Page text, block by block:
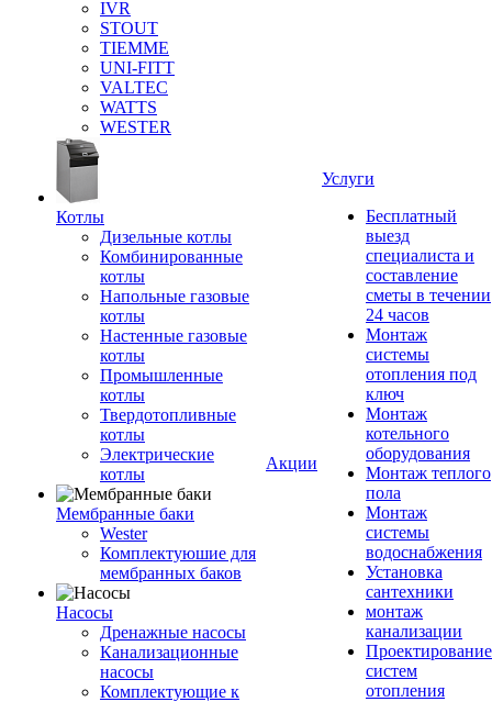
IVR
STOUT
TIEMME
UNI-FITT
VALTEC
WATTS
WESTER
Котлы
Дизельные котлы
Комбинированные
котлы
Напольные газовые
котлы
Настенные газовые
котлы
Промышленные
котлы
Твердотопливные
котлы
Электрические
котлы
Мембранные баки
Wester
Комплектуюшие для
мембранных баков
Насосы
Дренажные насосы
Канализационные
насосы
Комплектующие к
Акции
Услуги
Бесплатный
выезд
специалиста и
составление
сметы в течении
24 часов
Монтаж
системы
отопления под
ключ
Монтаж
котельного
оборудования
Монтаж теплого
пола
Монтаж
системы
водоснабжения
Установка
сантехники
монтаж
канализации
Проектирование
систем
отопления